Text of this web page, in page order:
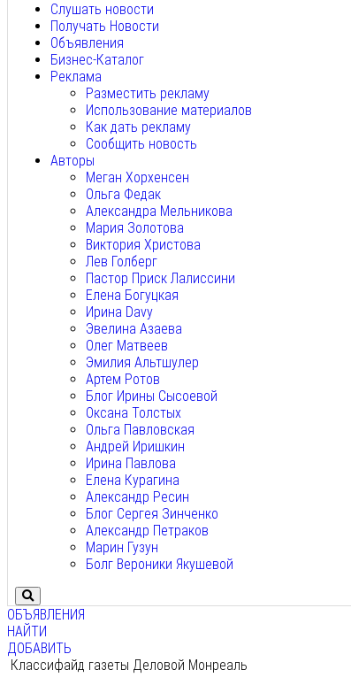
Слушать новости
Получать Новости
Объявления
Бизнес-Каталог
Реклама
Разместить рекламу
Использование материалов
Как дать рекламу
Сообщить новость
Авторы
Меган Хорхенсен
Ольга Федак
Александра Мельникова
Мария Золотова
Виктория Христова
Лев Голберг
Пастор Приск Лалиссини
Елена Богуцкая
Ирина Davy
Эвелина Азаева
Олег Матвеев
Эмилия Альтшулер
Артем Ротов
Блог Ирины Сысоевой
Оксана Толстых
Ольга Павловская
Андрей Иришкин
Ирина Павлова
Елена Курагина
Александр Ресин
Блог Сергея Зинченко
Александр Петраков
Марин Гузун
Болг Вероники Якушевой
ОБЪЯВЛЕНИЯ
НАЙТИ
ДОБАВИТЬ
Классифайд газеты Деловой Монреаль